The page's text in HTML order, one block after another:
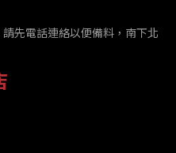
先電話連絡以便備料，南下北